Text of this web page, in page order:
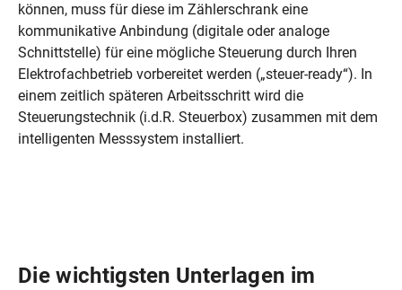
können, muss für diese im Zählerschrank eine
kommunikative Anbindung (digitale oder analoge
Schnittstelle) für eine mögliche Steuerung durch Ihren
Elektrofachbetrieb vorbereitet werden („steuer-ready“). In
einem zeitlich späteren Arbeitsschritt wird die
Steuerungstechnik (i.d.R. Steuerbox) zusammen mit dem
intelligenten Messsystem installiert.
Die wichtigsten Unterlagen im